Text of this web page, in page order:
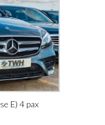
E) 4 pax